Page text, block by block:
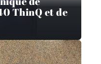
ThinQ et de